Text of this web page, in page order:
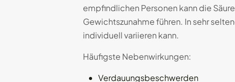
empfindlichen Personen kann die
Gewichtszunahme führen. In sehr
individuell variieren kann.
Häufigste Nebenwirkungen:
Verdauungsbeschwerden